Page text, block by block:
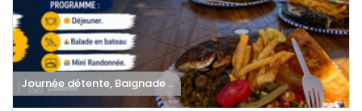
Journée détente, Baignade ..